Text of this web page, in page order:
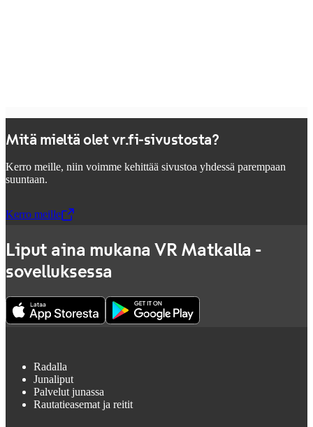
Mitä mieltä olet vr.fi-sivustosta?
Kerro meille, niin voimme kehittää sivustoa yhdessä parempaan
suuntaan.
Kerro meille
,Avataan uudessa välilehdessä
Liput aina mukana VR Matkalla -
sovelluksessa
Radalla
Junaliput
Palvelut junassa
Rautatieasemat ja reitit